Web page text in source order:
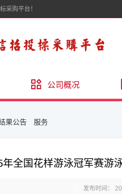
采购平台！
公司概况
果公告 服务
年全国花样游泳冠军赛游
发布时间：